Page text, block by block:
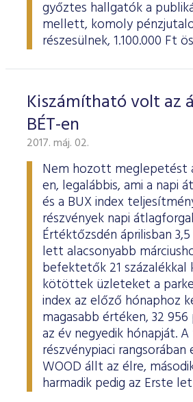
győztes hallgatók a
mellett, komoly
részesülnek, 1.100.000 Ft
Kiszámítható volt az
BÉT-en
2017. máj. 02.
Nem hozott meglepetést
en, legalábbis, ami a napi
és a BUX index
részvények napi
Értéktőzsdén áprilisban
lett alacsonyabb
befektetők 21 százalékkal
kötöttek üzleteket a
index az előző hónaphoz
magasabb értéken, 32
az év negyedik hónapját.
részvénypiaci
WOOD állt az élre,
harmadik pedig az Erste